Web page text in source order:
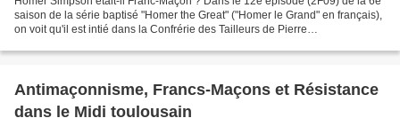
saison de la série baptisé "Homer the Great" ("Homer le Grand" en français),
on voit qu'il est intié dans la Confrérie des Tailleurs de Pierre
Antimaçonnisme, Francs-Maçons et Résistance
dans le Midi toulousain